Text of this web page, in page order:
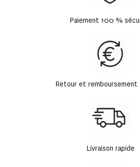
Paiement 100 %
Retour et
Livraison rapide